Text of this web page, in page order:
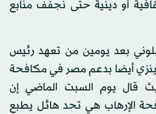
أو دينية حتى نجفف منابع
بعد يومين من تعهد رئيس
رينزي أيضا بدعم مصر في مكافحة
قال يوم السبت الماضي إن
الإرهاب هي تحد هائل يطبع